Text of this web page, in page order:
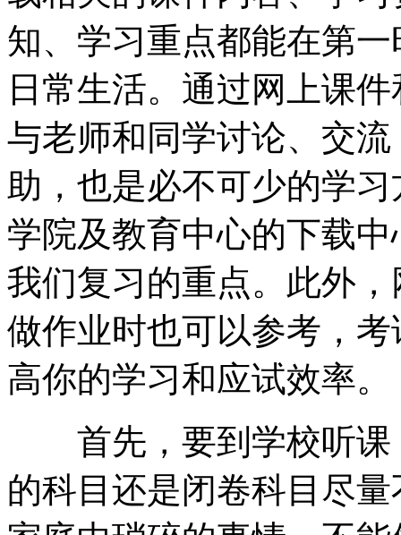
知、学习重点都能在第
日常生活。通过网上课
与老师和同学讨论、交
助，也是必不可少的学
学院及教育中心的下载
我们复习的重点。此外
做作业时也可以参考，
高你的学习和应试效率。
首先，要到学校听课
的科目还是闭卷科目尽